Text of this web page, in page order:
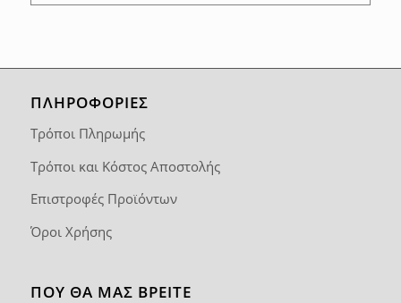
ΠΛΗΡΟΦΟΡΙΕΣ
Τρόποι Πληρωμής
Τρόποι και Κόστος Αποστολής
Επιστροφές Προϊόντων
Όροι Χρήσης
ΠΟΥ ΘΑ ΜΑΣ ΒΡΕΊΤΕ